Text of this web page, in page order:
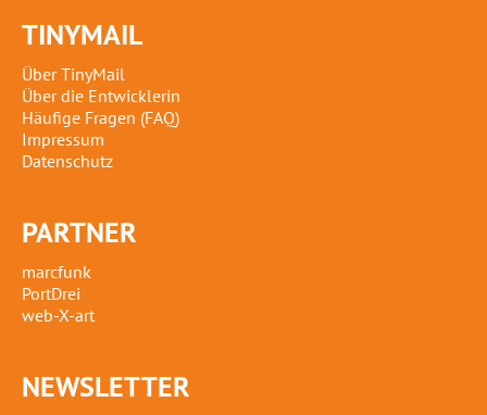
TINYMAIL
Über TinyMail
Über die Entwicklerin
Häufige Fragen (FAQ)
Impressum
Datenschutz
PARTNER
marcfunk
PortDrei
web-X-art
NEWSLETTER